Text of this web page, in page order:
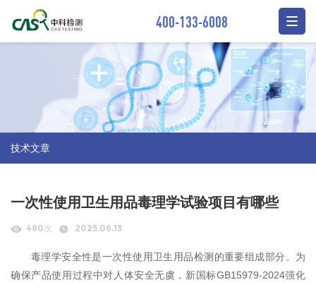
400-133-6008
技术文章
一次性使用卫生用品毒理学试验项目有哪些
480次 2025.06.13
毒理学安全性是一次性使用卫生用品检测的重要组成部分。为
确保产品使用过程中对人体安全无虞，新国标GB15979-2024强化